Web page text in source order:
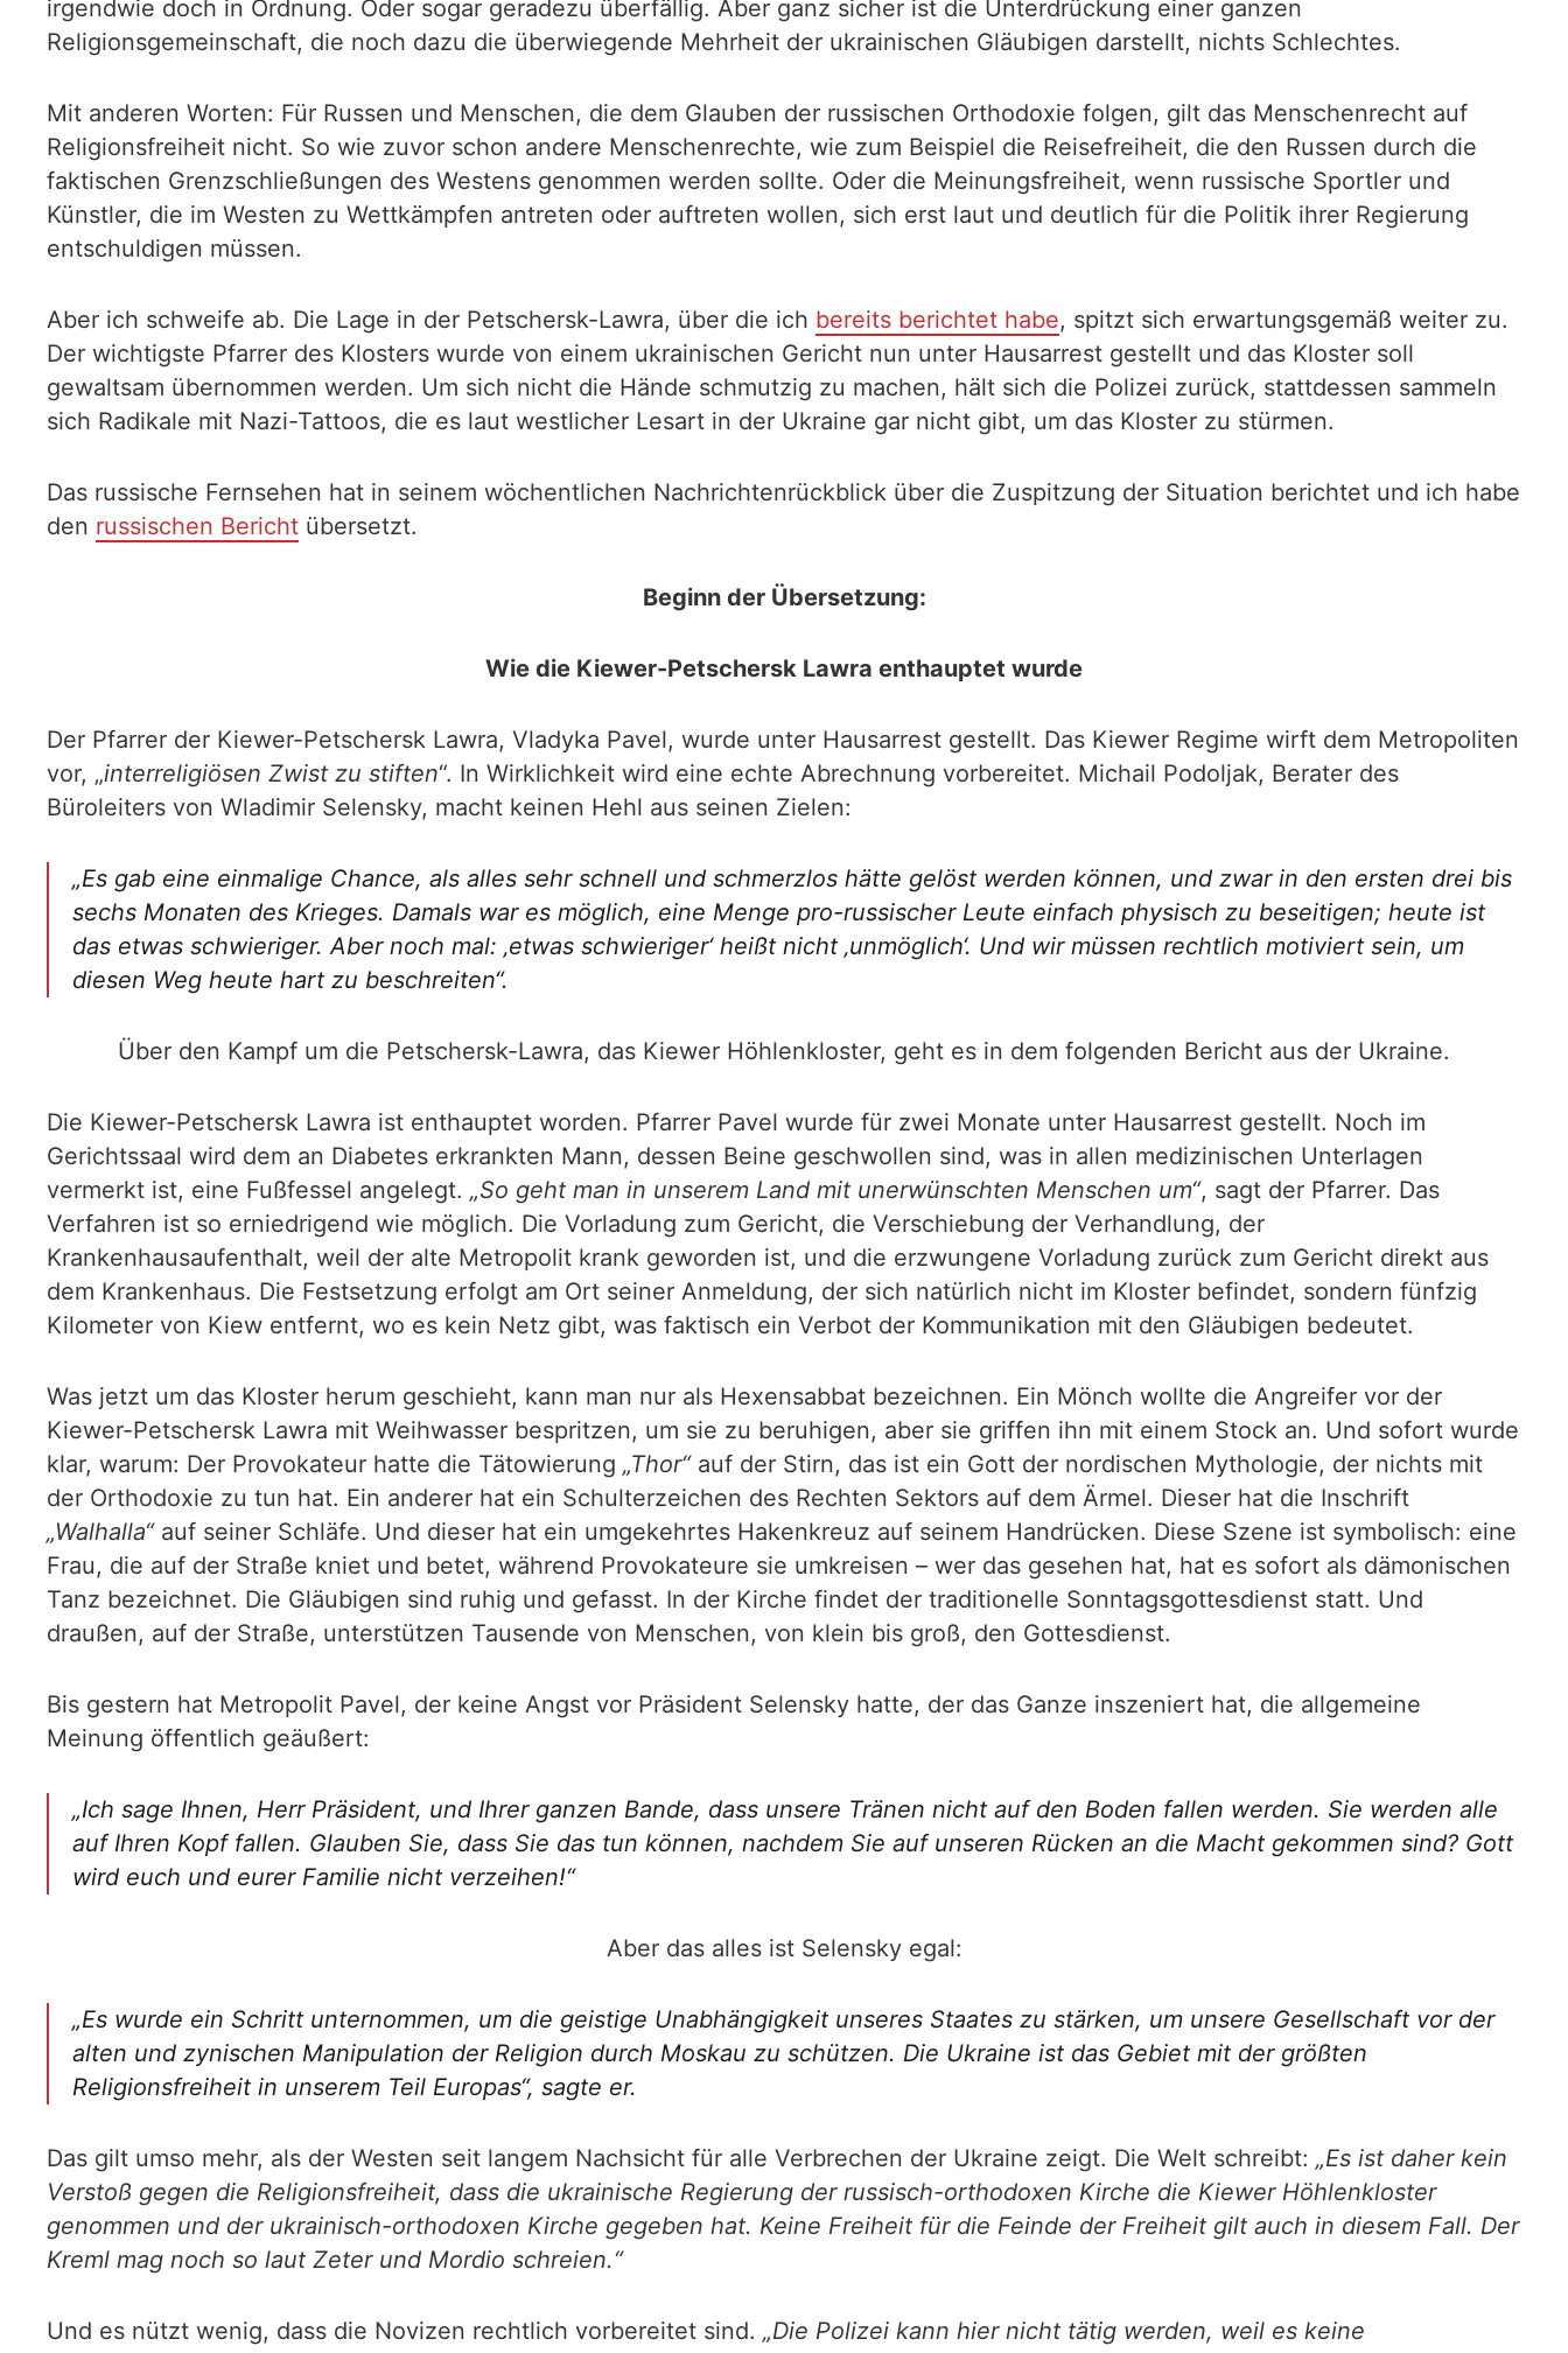
irgendwie doch in Ordnung. Oder sogar geradezu überfällig. Aber ganz sicher ist die Unterdrückung einer ganzen
Religionsgemeinschaft, die noch dazu die überwiegende Mehrheit der ukrainischen Gläubigen darstellt, nichts Schlechtes.
Mit anderen Worten: Für Russen und Menschen, die dem Glauben der russischen Orthodoxie folgen, gilt das Menschenrecht auf
Religionsfreiheit nicht. So wie zuvor schon andere Menschenrechte, wie zum Beispiel die Reisefreiheit, die den Russen durch die
faktischen Grenzschließungen des Westens genommen werden sollte. Oder die Meinungsfreiheit, wenn russische Sportler und
Künstler, die im Westen zu Wettkämpfen antreten oder auftreten wollen, sich erst laut und deutlich für die Politik ihrer Regierung
entschuldigen müssen.
Aber ich schweife ab. Die Lage in der Petschersk-Lawra, über die ich bereits berichtet habe, spitzt sich erwartungsgemäß weiter zu.
Der wichtigste Pfarrer des Klosters wurde von einem ukrainischen Gericht nun unter Hausarrest gestellt und das Kloster soll
gewaltsam übernommen werden. Um sich nicht die Hände schmutzig zu machen, hält sich die Polizei zurück, stattdessen sammeln
sich Radikale mit Nazi-Tattoos, die es laut westlicher Lesart in der Ukraine gar nicht gibt, um das Kloster zu stürmen.
Das russische Fernsehen hat in seinem wöchentlichen Nachrichtenrückblick über die Zuspitzung der Situation berichtet und ich habe
den russischen Bericht übersetzt.
Beginn der Übersetzung:
Wie die Kiewer-Petschersk Lawra enthauptet wurde
Der Pfarrer der Kiewer-Petschersk Lawra, Vladyka Pavel, wurde unter Hausarrest gestellt. Das Kiewer Regime wirft dem Metropoliten
vor, „interreligiösen Zwist zu stiften“. In Wirklichkeit wird eine echte Abrechnung vorbereitet. Michail Podoljak, Berater des
Büroleiters von Wladimir Selensky, macht keinen Hehl aus seinen Zielen:
„Es gab eine einmalige Chance, als alles sehr schnell und schmerzlos hätte gelöst werden können, und zwar in den ersten drei bis
sechs Monaten des Krieges. Damals war es möglich, eine Menge pro-russischer Leute einfach physisch zu beseitigen; heute ist
das etwas schwieriger. Aber noch mal: ‚etwas schwieriger‘ heißt nicht ‚unmöglich‘. Und wir müssen rechtlich motiviert sein, um
diesen Weg heute hart zu beschreiten“.
Über den Kampf um die Petschersk-Lawra, das Kiewer Höhlenkloster, geht es in dem folgenden Bericht aus der Ukraine.
Die Kiewer-Petschersk Lawra ist enthauptet worden. Pfarrer Pavel wurde für zwei Monate unter Hausarrest gestellt. Noch im
Gerichtssaal wird dem an Diabetes erkrankten Mann, dessen Beine geschwollen sind, was in allen medizinischen Unterlagen
vermerkt ist, eine Fußfessel angelegt. „So geht man in unserem Land mit unerwünschten Menschen um“, sagt der Pfarrer. Das
Verfahren ist so erniedrigend wie möglich. Die Vorladung zum Gericht, die Verschiebung der Verhandlung, der
Krankenhausaufenthalt, weil der alte Metropolit krank geworden ist, und die erzwungene Vorladung zurück zum Gericht direkt aus
dem Krankenhaus. Die Festsetzung erfolgt am Ort seiner Anmeldung, der sich natürlich nicht im Kloster befindet, sondern fünfzig
Kilometer von Kiew entfernt, wo es kein Netz gibt, was faktisch ein Verbot der Kommunikation mit den Gläubigen bedeutet.
Was jetzt um das Kloster herum geschieht, kann man nur als Hexensabbat bezeichnen. Ein Mönch wollte die Angreifer vor der
Kiewer-Petschersk Lawra mit Weihwasser bespritzen, um sie zu beruhigen, aber sie griffen ihn mit einem Stock an. Und sofort wurde
klar, warum: Der Provokateur hatte die Tätowierung „Thor“auf der Stirn, das ist ein Gott der nordischen Mythologie, der nichts mit
der Orthodoxie zu tun hat. Ein anderer hat ein Schulterzeichen des Rechten Sektors auf dem Ärmel. Dieser hat die Inschrift
„Walhalla“auf seiner Schläfe. Und dieser hat ein umgekehrtes Hakenkreuz auf seinem Handrücken. Diese Szene ist symbolisch: eine
Frau, die auf der Straße kniet und betet, während Provokateure sie umkreisen – wer das gesehen hat, hat es sofort als dämonischen
Tanz bezeichnet. Die Gläubigen sind ruhig und gefasst. In der Kirche findet der traditionelle Sonntagsgottesdienst statt. Und
draußen, auf der Straße, unterstützen Tausende von Menschen, von klein bis groß, den Gottesdienst.
Bis gestern hat Metropolit Pavel, der keine Angst vor Präsident Selensky hatte, der das Ganze inszeniert hat, die allgemeine
Meinung öffentlich geäußert:
„Ich sage Ihnen, Herr Präsident, und Ihrer ganzen Bande, dass unsere Tränen nicht auf den Boden fallen werden. Sie werden alle
auf Ihren Kopf fallen. Glauben Sie, dass Sie das tun können, nachdem Sie auf unseren Rücken an die Macht gekommen sind? Gott
wird euch und eurer Familie nicht verzeihen!“
Aber das alles ist Selensky egal:
„Es wurde ein Schritt unternommen, um die geistige Unabhängigkeit unseres Staates zu stärken, um unsere Gesellschaft vor der
alten und zynischen Manipulation der Religion durch Moskau zu schützen. Die Ukraine ist das Gebiet mit der größten
Religionsfreiheit in unserem Teil Europas“, sagte er.
Das gilt umso mehr, als der Westen seit langem Nachsicht für alle Verbrechen der Ukraine zeigt. Die Welt schreibt: „Es ist daher kein
Verstoß gegen die Religionsfreiheit, dass die ukrainische Regierung der russisch-orthodoxen Kirche die Kiewer Höhlenkloster
genommen und der ukrainisch-orthodoxen Kirche gegeben hat. Keine Freiheit für die Feinde der Freiheit gilt auch in diesem Fall. Der
Kreml mag noch so laut Zeter und Mordio schreien.“
Und es nützt wenig, dass die Novizen rechtlich vorbereitet sind. „Die Polizei kann hier nicht tätig werden, weil es keine